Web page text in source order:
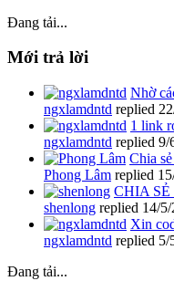
Đang tải...
Mới trả lời
Nhờ
ngxlamdntd replied
1 link
ngxlamdntd replied 9/
Chia
Phong Lâm replied
CHIA
shenlong replied 14/
Xin
ngxlamdntd replied 5/
Đang tải...